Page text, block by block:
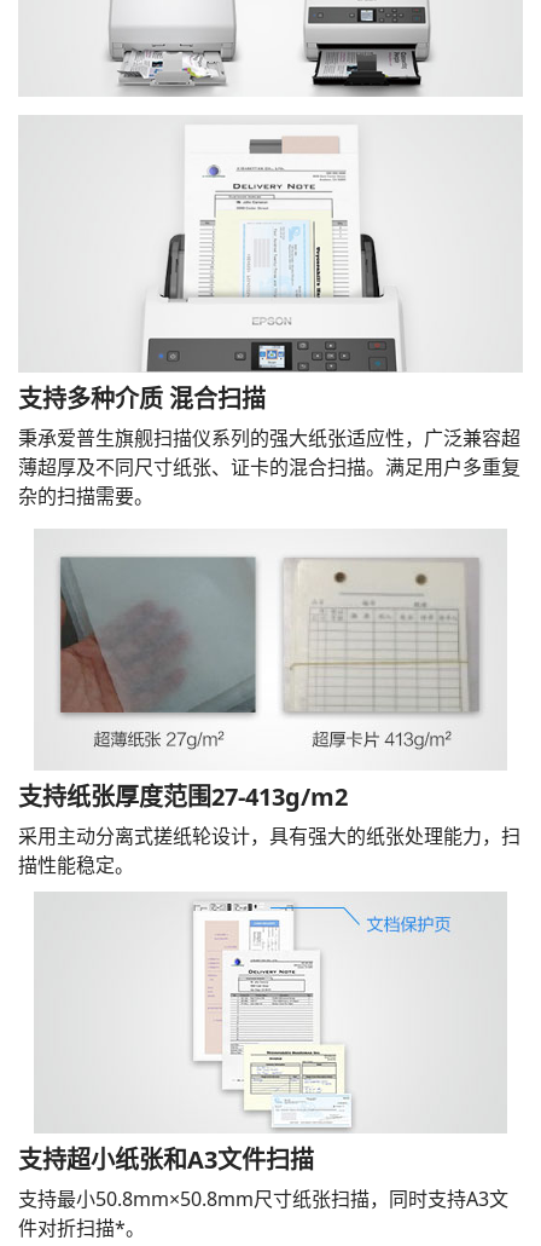
支持多种介质 混合扫描
秉承爱普生旗舰扫描仪系列的强大纸张适应性，广泛兼容超
薄超厚及不同尺寸纸张、证卡的混合扫描。满足用户多重复
杂的扫描需要。
支持纸张厚度范围27-413g/m2
采用主动分离式搓纸轮设计，具有强大的纸张处理能力，扫
描性能稳定。
支持超小纸张和A3文件扫描
支持最小50.8mm×50.8mm尺寸纸张扫描，同时支持A3文
件对折扫描*。